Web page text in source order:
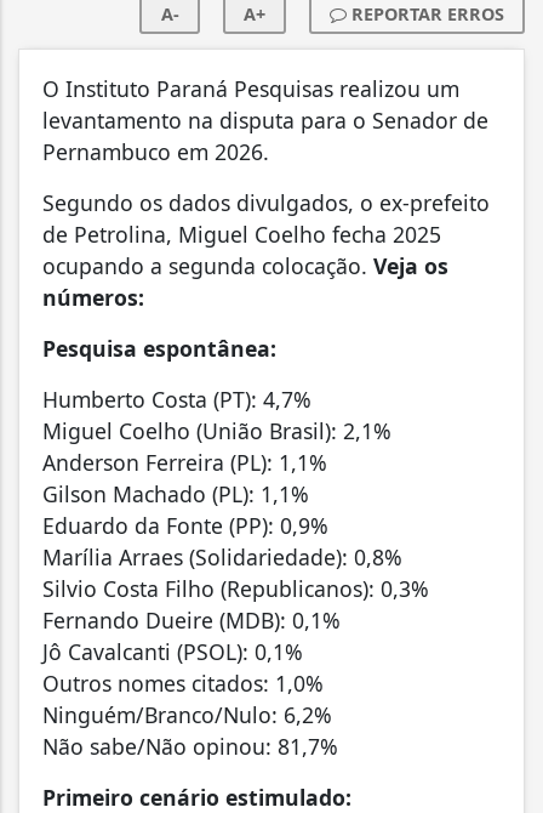
A- A+ REPORTAR ERROS
O Instituto Paraná Pesquisas realizou um
levantamento na disputa para o Senador de
Pernambuco em 2026.
Segundo os dados divulgados, o ex-prefeito
de Petrolina, Miguel Coelho fecha 2025
ocupando a segunda colocação. Veja os
números:
Pesquisa espontânea:
Humberto Costa (PT): 4,7%
Miguel Coelho (União Brasil): 2,1%
Anderson Ferreira (PL): 1,1%
Gilson Machado (PL): 1,1%
Eduardo da Fonte (PP): 0,9%
Marília Arraes (Solidariedade): 0,8%
Silvio Costa Filho (Republicanos): 0,3%
Fernando Dueire (MDB): 0,1%
Jô Cavalcanti (PSOL): 0,1%
Outros nomes citados: 1,0%
Ninguém/Branco/Nulo: 6,2%
Não sabe/Não opinou: 81,7%
Primeiro cenário estimulado: